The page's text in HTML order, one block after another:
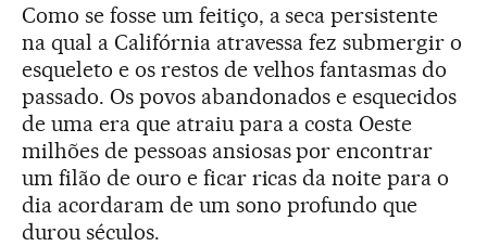
Como se fosse um feitiço, a seca persistente
na qual a Califórnia atravessa fez submergir o
esqueleto e os restos de velhos fantasmas do
passado. Os povos abandonados e esquecidos
de uma era que atraiu para a costa Oeste
milhões de pessoas ansiosas por encontrar
um filão de ouro e ficar ricas da noite para o
dia acordaram de um sono profundo que
durou séculos.